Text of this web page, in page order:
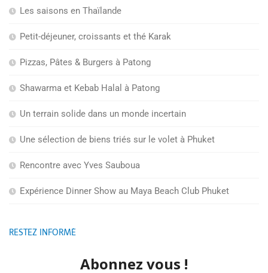
Les saisons en Thaïlande
Petit-déjeuner, croissants et thé Karak
Pizzas, Pâtes & Burgers à Patong
Shawarma et Kebab Halal à Patong
Un terrain solide dans un monde incertain
Une sélection de biens triés sur le volet à Phuket
Rencontre avec Yves Sauboua
Expérience Dinner Show au Maya Beach Club Phuket
RESTEZ INFORMÉ